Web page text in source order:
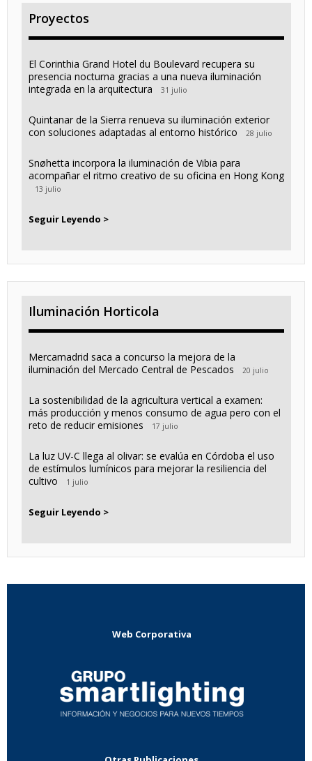
Proyectos
El Corinthia Grand Hotel du Boulevard recupera su
presencia nocturna gracias a una nueva iluminación
integrada en la arquitectura
31 julio
Quintanar de la Sierra renueva su iluminación exterior
con soluciones adaptadas al entorno histórico
28 julio
Snøhetta incorpora la iluminación de Vibia para
acompañar el ritmo creativo de su oficina en Hong Kong
13 julio
Seguir Leyendo >
Iluminación Horticola
Mercamadrid saca a concurso la mejora de la
iluminación del Mercado Central de Pescados
20 julio
La sostenibilidad de la agricultura vertical a examen:
más producción y menos consumo de agua pero con el
reto de reducir emisiones
17 julio
La luz UV-C llega al olivar: se evalúa en Córdoba el uso
de estímulos lumínicos para mejorar la resiliencia del
cultivo
1 julio
Seguir Leyendo >
Web Corporativa